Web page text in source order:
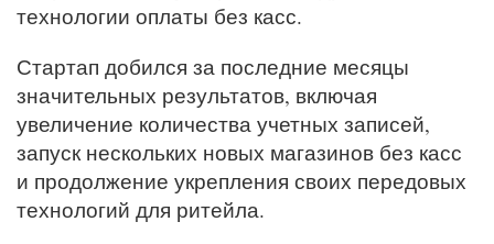
технологии оплаты без касс.
Стартап добился за последние месяцы
значительных результатов, включая
увеличение количества учетных записей,
запуск нескольких новых магазинов без касс
и продолжение укрепления своих передовых
технологий для ритейла.